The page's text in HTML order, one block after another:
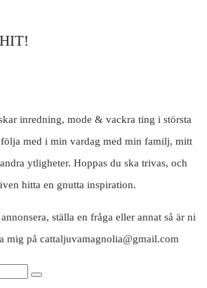
inredning, mode & vackra ting i största
med i min vardag med min familj, mitt
ytligheter. Hoppas du ska trivas, och
hitta en gnutta inspiration.
ställa en fråga eller annat så är ni
mig på cattaljuvamagnolia@gmail.com